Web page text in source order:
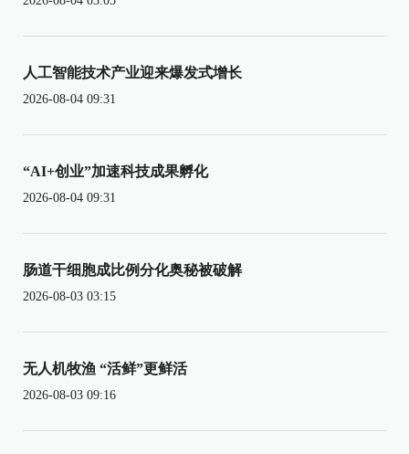
人工智能技术产业迎来爆发式增长
2026-08-04 09:31
“AI+创业”加速科技成果孵化
2026-08-04 09:31
肠道干细胞成比例分化奥秘被破解
2026-08-03 03:15
无人机牧渔 “活鲜”更鲜活
2026-08-03 09:16